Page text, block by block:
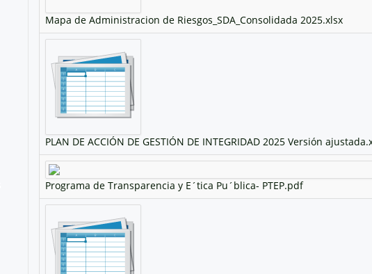
Mapa de Administracion de Riesgos_SDA_Consolidada 2025.xlsx
PLAN DE ACCIÓN DE GESTIÓN DE INTEGRIDAD 2025 Versión
Programa de Transparencia y E´tica Pu´blica- PTEP.pdf